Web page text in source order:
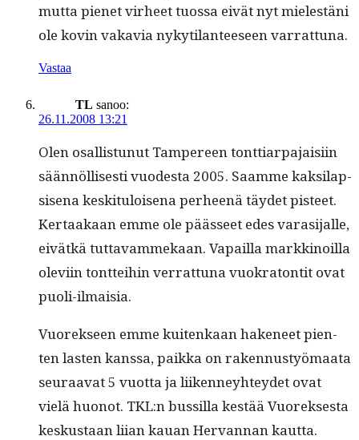
mut­ta pienet virheet tuos­sa eivät nyt mielestäni
ole kovin vakavia nykyti­lanteeseen varrattuna.
Vastaa
TL sanoo:
26.11.2008 13:21
Olen osal­lis­tunut Tam­pereen tont­tiarpa­jaisi­in
sään­nöl­lis­es­ti vuodes­ta 2005. Saamme kak­si­lap­
sise­na keski­t­u­loise­na per­heenä täy­det pis­teet.
Ker­taakaan emme ole päässeet edes varasi­jalle,
eivätkä tut­tavam­mekaan. Vapail­la markki­noil­la
ole­vi­in tont­tei­hin ver­rat­tuna vuokra­ton­tit ovat
puoli-ilmaisia.
Vuorek­seen emme kuitenkaan hak­e­neet pien­
ten las­ten kanssa, paik­ka on raken­nustyö­maa­ta
seu­raa­vat 5 vuot­ta ja liiken­ney­htey­det ovat
vielä huonot. TKL:n bus­sil­la kestää Vuorek­ses­ta
keskus­taan liian kauan Her­van­nan kautta.